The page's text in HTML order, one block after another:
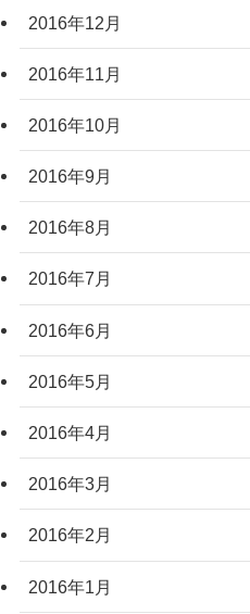
2016年12月
2016年11月
2016年10月
2016年9月
2016年8月
2016年7月
2016年6月
2016年5月
2016年4月
2016年3月
2016年2月
2016年1月